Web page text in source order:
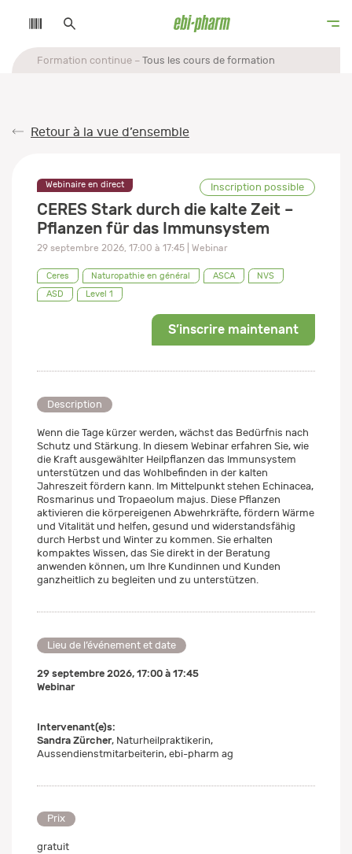
Formation continue Tous les cours de formation
Retour à la vue d’ensemble
Webinaire en direct Inscription possible
CERES Stark durch die kalte Zeit –
Pflanzen für das Immunsystem
29 septembre 2026, 17:00 à 17:45 | Webinar
Ceres Naturopathie en général ASCA
NVS
ASD
Level 1
S’inscrire maintenant
Description
Wenn die Tage kürzer werden, wächst das Bedürfnis nach
Schutz und Stärkung. In diesem Webinar erfahren Sie, wie
die Kraft ausgewählter Heilpflanzen das Immunsystem
unterstützen und das Wohlbefinden in der kalten
Jahreszeit fördern kann. Im Mittelpunkt stehen Echinacea,
Rosmarinus und Tropaeolum majus. Diese Pflanzen
aktivieren die körpereigenen Abwehrkräfte, fördern Wärme
und Vitalität und helfen, gesund und widerstandsfähig
durch Herbst und Winter zu kommen. Sie erhalten
kompaktes Wissen, das Sie direkt in der Beratung
anwenden können, um Ihre Kundinnen und Kunden
ganzheitlich zu begleiten und zu unterstützen.
Lieu de l’événement et date
29 septembre 2026, 17:00 à 17:45
Webinar
Intervenant(e)s:
Sandra Zürcher, Naturheilpraktikerin,
Aussendienstmitarbeiterin, ebi-pharm ag
Prix
gratuit